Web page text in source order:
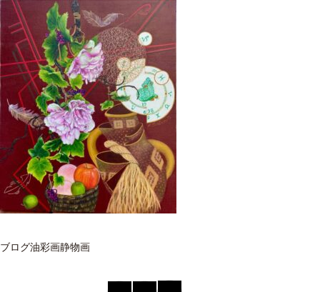
ブログ油彩画静物画